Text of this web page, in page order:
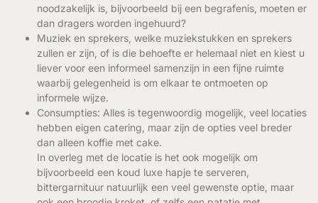
noodzakelijk is, bijvoorbeeld bij een begrafenis, moeten er
dan dragers worden ingehuurd?
Muziek en sprekers, welke muziekstukken en sprekers
zullen er zijn, of is die behoefte er helemaal niet en kiest u
liever voor een informeel samenzijn in een fijne ruimte
waarbij gelegenheid is om elkaar te ontmoeten op
informele wijze.
Consumpties: Alles is tegenwoordig mogelijk, veel locaties
hebben eigen catering, maar zijn de opties veel breder
dan alleen koffie met cake.
In overleg met de locatie is het ook mogelijk om
bijvoorbeeld een koud luxe hapje te serveren,
bittergarnituur natuurlijk een veel gewenste optie, maar